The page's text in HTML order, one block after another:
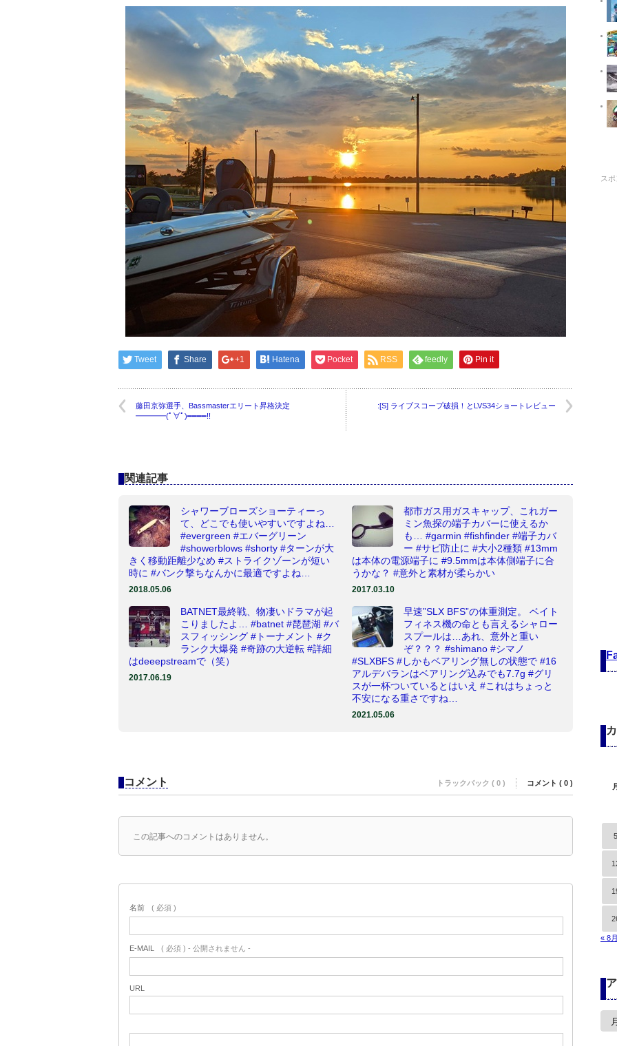
Tweet Share +1 Hatena Pocket RSS feedly Pin it
藤田京弥選手、Bassmasterエリート昇格決定
━━━━(ﾟ∀ﾟ)━━━━!!
:[S] ライブスコープ破損！とLVS34ショートレビュー
関連記事
シャワーブローズショーティーっ
て、どこでも使いやすいですよね…
#evergreen #エバーグリーン
#showerblows #shorty #ターンが大
きく移動距離少なめ #ストライクゾーンが短い
時に #バンク撃ちなんかに最適ですよね…
2018.05.06
都市ガス用ガスキャップ、これガー
ミン魚探の端子カバーに使えるか
も… #garmin #fishfinder #端子カバ
ー #サビ防止に #大小2種類 #13mm
は本体の電源端子に #9.5mmは本体側端子に合
うかな？ #意外と素材が柔らかい
2017.03.10
BATNET最終戦、物凄いドラマが起
こりましたよ… #batnet #琵琶湖 #バ
スフィッシング #トーナメント #ク
ランク大爆発 #奇跡の大逆転 #詳細
はdeeepstreamで（笑）
2017.06.19
早速”SLX BFS”の体重測定。 ベイト
フィネス機の命とも言えるシャロー
スプールは…あれ、意外と重い
ぞ？？？ #shimano #シマノ
#SLXBFS #しかもベアリング無しの状態で #16
アルデバランはベアリング込みでも7.7g #グリ
スが一杯ついているとはいえ #これはちょっと
不安になる重さですね…
2021.05.06
コメント トラックバック ( 0 ) コメント ( 0 )
この記事へのコメントはありません。
名前 ( 必須 )
E-MAIL ( 必須 ) - 公開されません -
URL
ス
5
« 8
ア